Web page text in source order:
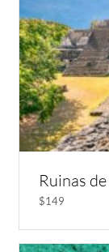
Ruinas
$149